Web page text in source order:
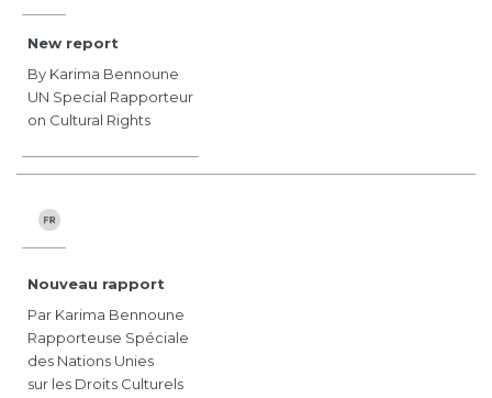
New report
By Karima Bennoune
UN Special Rapporteur
on Cultural Rights
Nouveau rapport
Par Karima Bennoune
Rapporteuse Spéciale
des Nations Unies
sur les Droits Culturels